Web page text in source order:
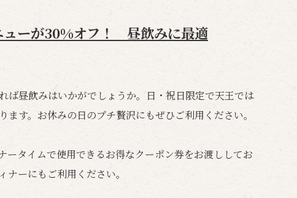
ューが30%オフ！ 昼飲みに最適
ば昼飲みはいかがでしょうか。日・祝日限定で天王では
ます。お休みの日のプチ贅沢にもぜひご利用ください。
ータイムで使用できるお得なクーポン券をお渡ししてお
ナーにもご利用ください。